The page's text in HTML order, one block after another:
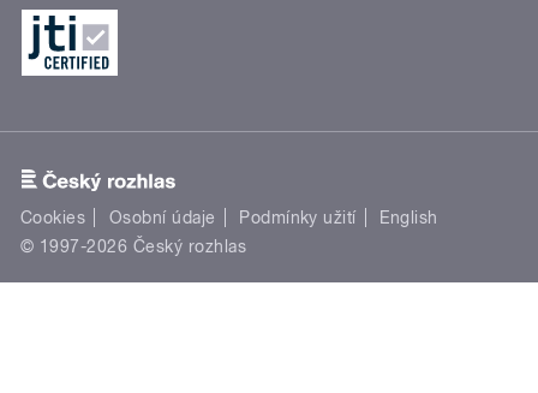
Cookies Osobní údaje Podmínky užití
English
© 1997-2026 Český rozhlas